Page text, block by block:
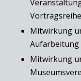
Mitwirkung
Aufarbeitung
Mitwirkung